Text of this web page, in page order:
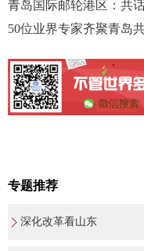
青岛国际邮轮港区：共
50位业界专家齐聚青岛
专题推荐
深化改革看山东